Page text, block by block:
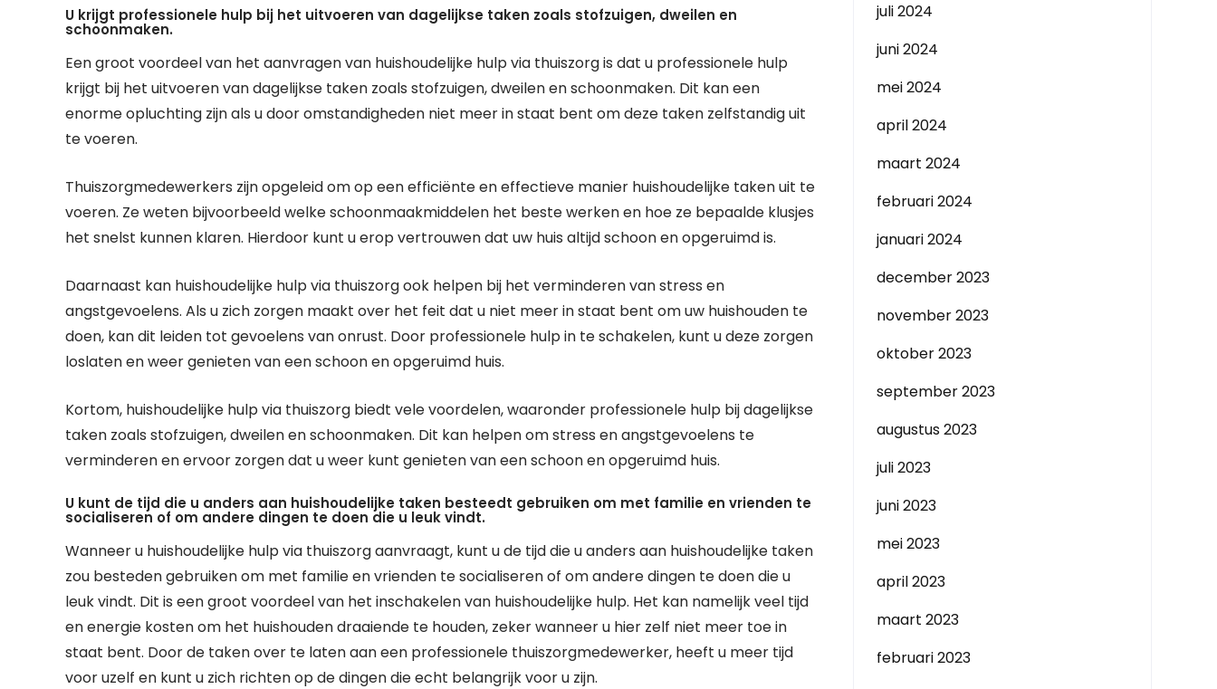
U krijgt professionele hulp bij het uitvoeren van dagelijkse taken zoals stofzuigen, dweilen en
schoonmaken.
Een groot voordeel van het aanvragen van huishoudelijke hulp via thuiszorg is dat u professionele hulp
krijgt bij het uitvoeren van dagelijkse taken zoals stofzuigen, dweilen en schoonmaken. Dit kan een
enorme opluchting zijn als u door omstandigheden niet meer in staat bent om deze taken zelfstandig uit
te voeren.
Thuiszorgmedewerkers zijn opgeleid om op een efficiënte en effectieve manier huishoudelijke taken uit te
voeren. Ze weten bijvoorbeeld welke schoonmaakmiddelen het beste werken en hoe ze bepaalde klusjes
het snelst kunnen klaren. Hierdoor kunt u erop vertrouwen dat uw huis altijd schoon en opgeruimd is.
Daarnaast kan huishoudelijke hulp via thuiszorg ook helpen bij het verminderen van stress en
angstgevoelens. Als u zich zorgen maakt over het feit dat u niet meer in staat bent om uw huishouden te
doen, kan dit leiden tot gevoelens van onrust. Door professionele hulp in te schakelen, kunt u deze zorgen
loslaten en weer genieten van een schoon en opgeruimd huis.
Kortom, huishoudelijke hulp via thuiszorg biedt vele voordelen, waaronder professionele hulp bij dagelijkse
taken zoals stofzuigen, dweilen en schoonmaken. Dit kan helpen om stress en angstgevoelens te
verminderen en ervoor zorgen dat u weer kunt genieten van een schoon en opgeruimd huis.
U kunt de tijd die u anders aan huishoudelijke taken besteedt gebruiken om met familie en vrienden te
socialiseren of om andere dingen te doen die u leuk vindt.
Wanneer u huishoudelijke hulp via thuiszorg aanvraagt, kunt u de tijd die u anders aan huishoudelijke taken
zou besteden gebruiken om met familie en vrienden te socialiseren of om andere dingen te doen die u
leuk vindt. Dit is een groot voordeel van het inschakelen van huishoudelijke hulp. Het kan namelijk veel tijd
en energie kosten om het huishouden draaiende te houden, zeker wanneer u hier zelf niet meer toe in
staat bent. Door de taken over te laten aan een professionele thuiszorgmedewerker, heeft u meer tijd
voor uzelf en kunt u zich richten op de dingen die echt belangrijk voor u zijn.
juli 2024
juni 2024
mei 2024
april 2024
maart 2024
februari 2024
januari 2024
december 2023
november 2023
oktober 2023
september 2023
augustus 2023
juli 2023
juni 2023
mei 2023
april 2023
maart 2023
februari 2023